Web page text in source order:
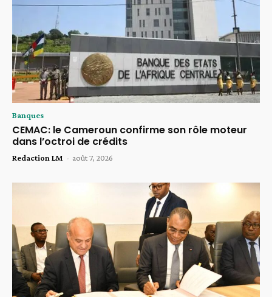
Banques
CEMAC: le Cameroun confirme son rôle moteur
dans l’octroi de crédits
Redaction LM - août 7, 2026